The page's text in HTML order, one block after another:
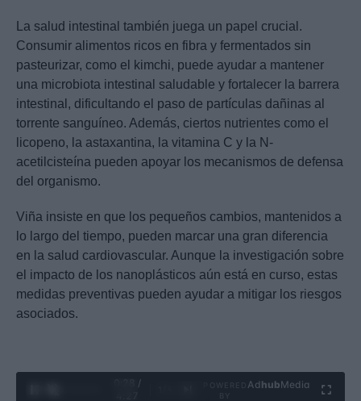
La salud intestinal también juega un papel crucial.
Consumir alimentos ricos en fibra y fermentados sin
pasteurizar, como el kimchi, puede ayudar a mantener
una microbiota intestinal saludable y fortalecer la barrera
intestinal, dificultando el paso de partículas dañinas al
torrente sanguíneo. Además, ciertos nutrientes como el
licopeno, la astaxantina, la vitamina C y la N-
acetilcisteína pueden apoyar los mecanismos de defensa
del organismo.
Viña insiste en que los pequeños cambios, mantenidos a
lo largo del tiempo, pueden marcar una gran diferencia
en la salud cardiovascular. Aunque la investigación sobre
el impacto de los nanoplásticos aún está en curso, estas
medidas preventivas pueden ayudar a mitigar los riesgos
asociados.
0:29 /
Ad hubMedia